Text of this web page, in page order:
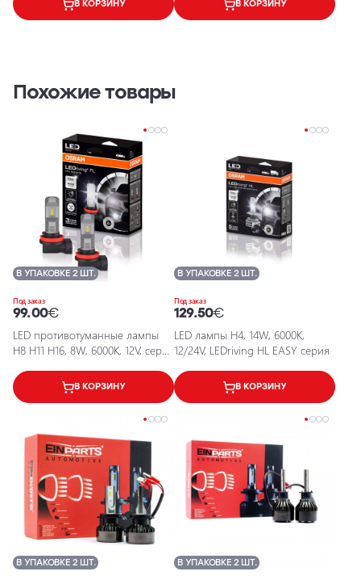
В КОРЗИНУ В КОРЗИНУ
Похожие товары
Под заказ
В УПАКОВКЕ 2 ШТ.
99.00€
LED противотуманные лампы
H8 H11 H16, 8W, 6000K, 12V, серия
В КОРЗИНУ
Под заказ
В УПАКОВКЕ 2 ШТ.
129.50€
LED лампы H4, 14W, 6000K,
12/24V, LEDriving HL EASY серия
В КОРЗИНУ
В УПАКОВКЕ 2 ШТ. В УПАКОВКЕ 2 ШТ.